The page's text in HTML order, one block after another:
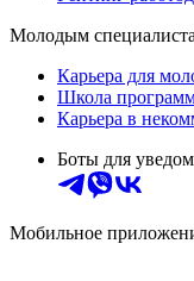
Молодым
Карьера для
Школа
Карьера в
Боты для
Мобильное